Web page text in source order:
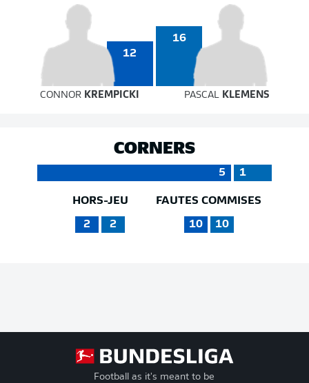
12
16
CONNOR KREMPICKI PASCAL KLEMENS
CORNERS
5 1
HORS-JEU
2 2
FAUTES COMMISES
10 10
Football as it's meant to be